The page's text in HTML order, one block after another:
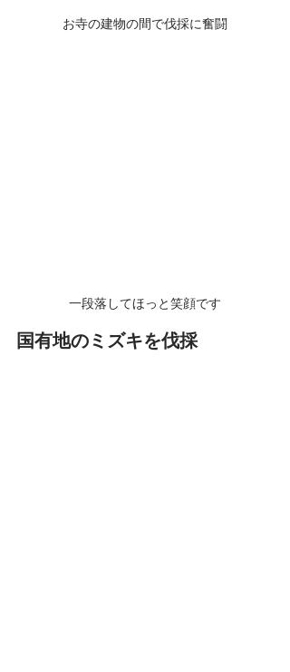
お寺の建物の間で伐採に奮闘
一段落してほっと笑顔です
国有地のミズキを伐採